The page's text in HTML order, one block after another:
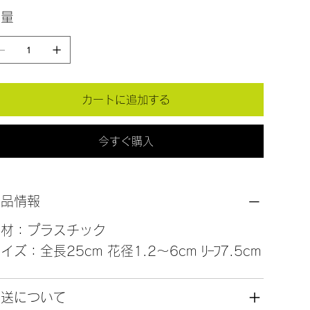
カートに追加する
今すぐ購入
情報
：プラスチック
ズ：全長25cm 花径1.2～6cm ﾘｰﾌ7.5cm
について